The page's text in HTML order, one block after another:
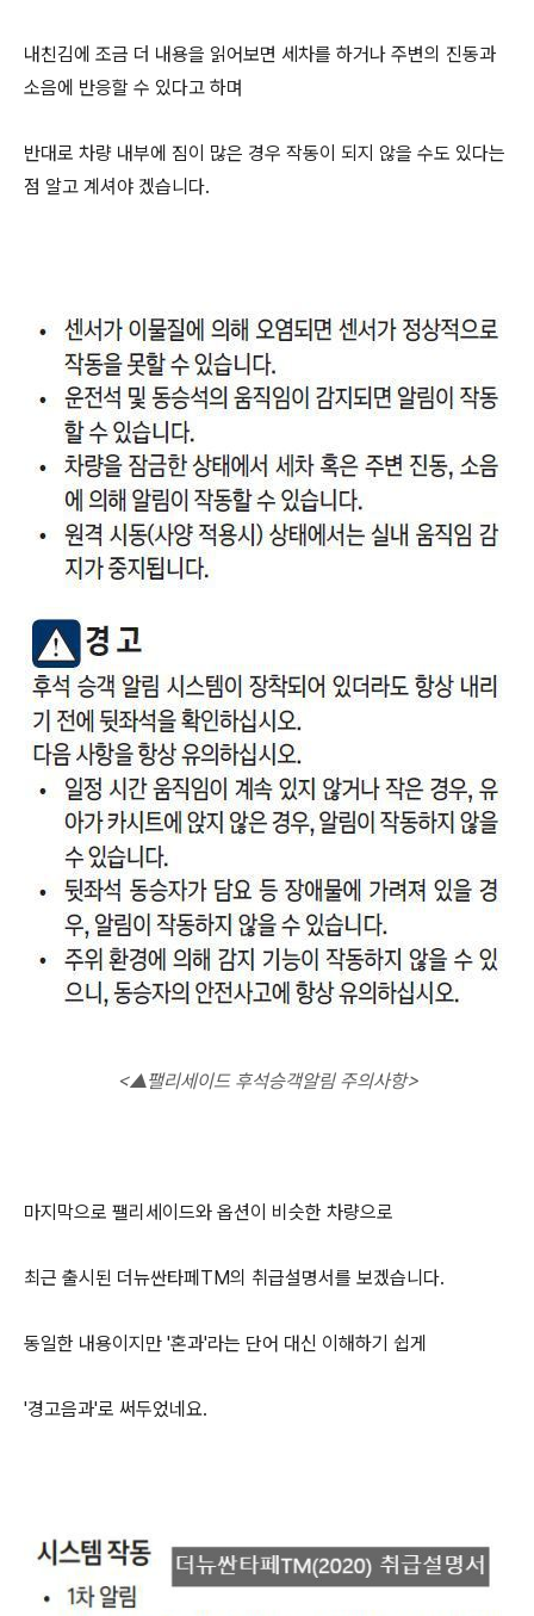
내친김에 조금 더 내용을 읽어보면 세차를 하거나 주변의 진동과
소음에 반응할 수 있다고 하며
반대로 차량 내부에 짐이 많은 경우 작동이 되지 않을 수도 있다는
점 알고 계셔야 겠습니다.
<▲팰리세이드 후석승객알림 주의사항>
마지막으로 팰리세이드와 옵션이 비슷한 차량으로
최근 출시된 더뉴싼타페TM의 취급설명서를 보겠습니다.
동일한 내용이지만 '혼과'라는 단어 대신 이해하기 쉽게
'경고음과'로 써두었네요.